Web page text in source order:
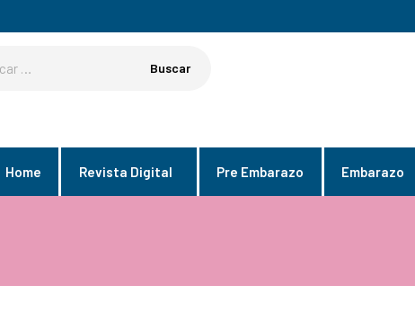
Home Revista Digital Pre Embarazo Embarazo